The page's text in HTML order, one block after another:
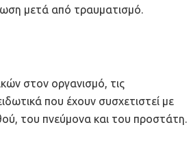
μετά από τραυματισμό.
στον οργανισμό, τις
που έχουν συσχετιστεί με
του πνεύμονα και του προστάτη.